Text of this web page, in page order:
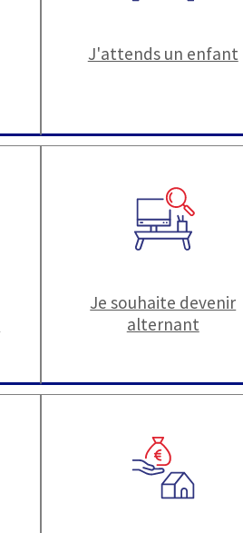
J'attends un enfant
Je souhaite devenir
alternant